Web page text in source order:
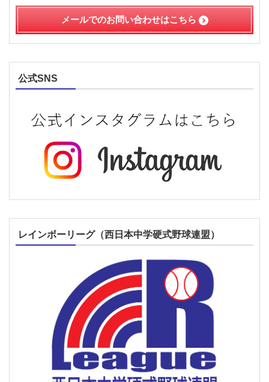
メールでのお問い合わせはこちら
公式SNS
レインボーリーグ（西日本中学硬式野球連盟）